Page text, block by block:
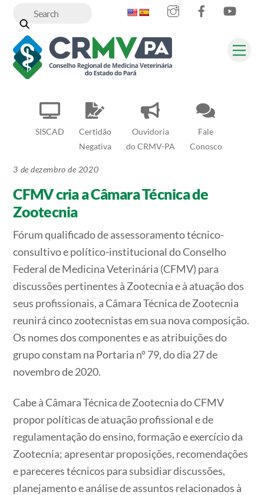
content
SISCAD
Certidão
Negativa
Ouvidoria
do CRMV-PA
Fale
Conosco
InstagramFacebook
3 de dezembro de 2020
CFMV cria a Câmara Técnica de
Zootecnia
Fórum qualificado de assessoramento técnico-
consultivo e político-institucional do Conselho
Federal de Medicina Veterinária (CFMV) para
discussões pertinentes à Zootecnia e à atuação dos
seus profissionais, a Câmara Técnica de Zootecnia
reunirá cinco zootecnistas em sua nova composição.
Os nomes dos componentes e as atribuições do
grupo constam na Portaria nº 79, do dia 27 de
novembro de 2020.
Cabe à Câmara Técnica de Zootecnia do CFMV
propor políticas de atuação profissional e de
regulamentação do ensino, formação e exercício da
Zootecnia; apresentar proposições, recomendações
e pareceres técnicos para subsidiar discussões,
planejamento e análise de assuntos relacionados à